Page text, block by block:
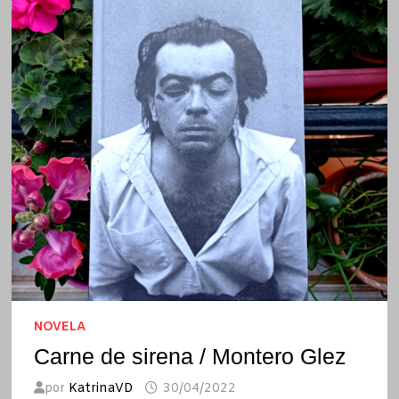
NOVELA
Carne de sirena / Montero Glez
por KatrinaVD 30/04/2022